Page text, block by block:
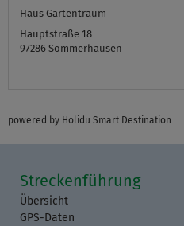
Haus Gartentraum
Hauptstraße 18
97286 Sommerhausen
powered by Holidu Smart Destination
Streckenführung
Übersicht
GPS-Daten